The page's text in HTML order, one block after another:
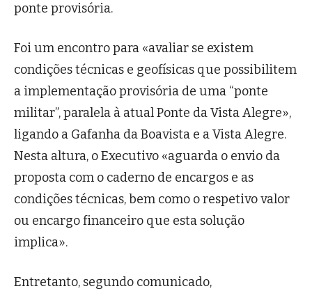
ponte provisória.
Foi um encontro para «avaliar se existem
condições técnicas e geofísicas que possibilitem
a implementação provisória de uma “ponte
militar”, paralela à atual Ponte da Vista Alegre»,
ligando a Gafanha da Boavista e a Vista Alegre.
Nesta altura, o Executivo «aguarda o envio da
proposta com o caderno de encargos e as
condições técnicas, bem como o respetivo valor
ou encargo financeiro que esta solução
implica».
Entretanto, segundo comunicado,